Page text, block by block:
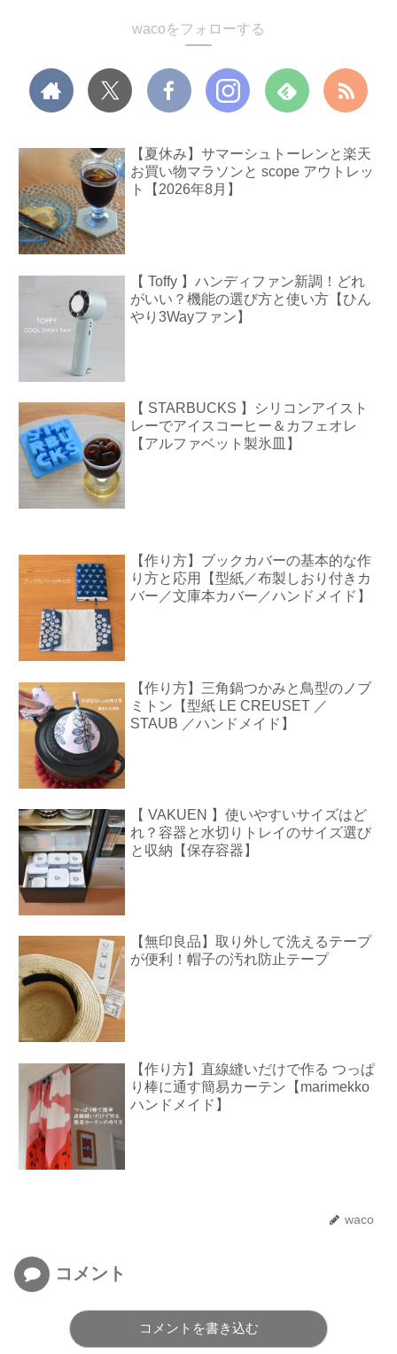
wacoをフォローする
【夏休み】サマーシュトーレンと楽天
お買い物マラソンと scope アウトレッ
ト【2026年8月】
【 Toffy 】ハンディファン新調！どれ
がいい？機能の選び方と使い方【ひん
やり3Wayファン】
【 STARBUCKS 】シリコンアイスト
レーでアイスコーヒー＆カフェオレ
【アルファベット製氷皿】
【作り方】ブックカバーの基本的な作
り方と応用【型紙／布製しおり付きカ
バー／文庫本カバー／ハンドメイド】
【作り方】三角鍋つかみと鳥型のノブ
ミトン【型紙 LE CREUSET ／
STAUB ／ハンドメイド】
【 VAKUEN 】使いやすいサイズはど
れ？容器と水切りトレイのサイズ選び
と収納【保存容器】
【無印良品】取り外して洗えるテープ
が便利！帽子の汚れ防止テープ
【作り方】直線縫いだけで作る つっぱ
り棒に通す簡易カーテン【marimekko
ハンドメイド】
waco
コメント
コメントを書き込む